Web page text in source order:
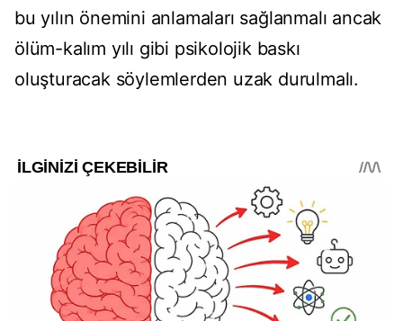
bu yılın önemini anlamaları sağlanmalı ancak
ölüm-kalım yılı gibi psikolojik baskı
oluşturacak söylemlerden uzak durulmalı.